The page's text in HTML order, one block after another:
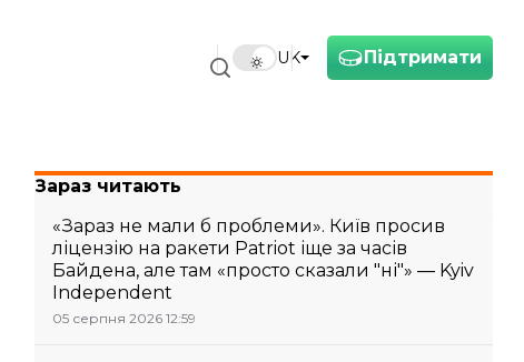
Підтримати
UK
Зараз читають
«Зараз не мали б проблеми». Київ просив
ліцензію на ракети Patriot іще за часів
Байдена, але там «просто сказали "ні"» — Kyiv
Independent
05 серпня 2026 12:59